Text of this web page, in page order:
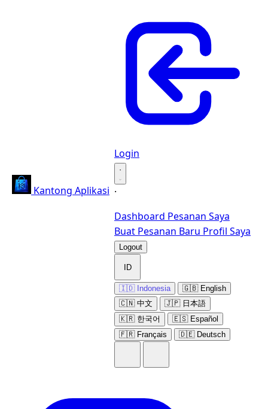
Kantong Aplikasi
Login
·
·
Dashboard Pesanan Saya
Buat Pesanan Baru Profil Saya
Logout
ID
🇮🇩 Indonesia
🇬🇧 English
🇨🇳 中文
🇯🇵 日本語
🇰🇷 한국어
🇪🇸 Español
🇫🇷 Français
🇩🇪 Deutsch